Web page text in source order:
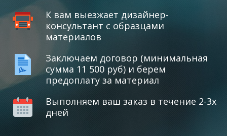
К вам выезжает дизайнер-
консультант с образцами
материалов
Заключаем договор (минимальная
сумма 11 500 руб) и берем
предоплату за материал
Выполняем ваш заказ в течение 2-3х
дней